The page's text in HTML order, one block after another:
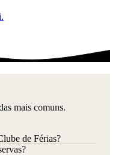
mais comuns.
de Férias?